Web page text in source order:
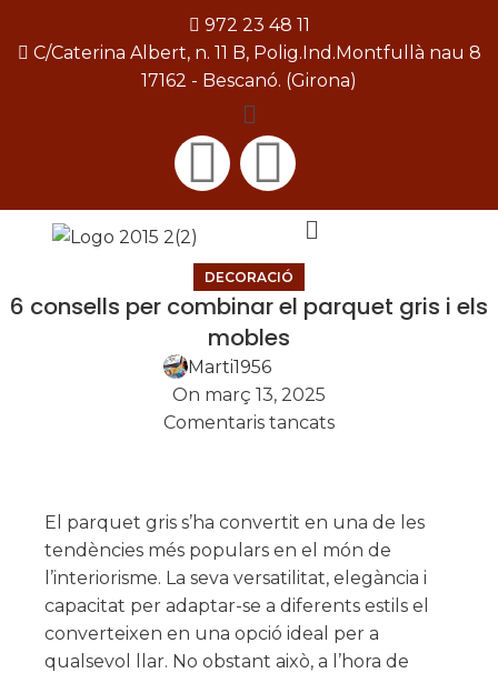
972 23 48 11
C/Caterina Albert, n. 11 B, Polig.Ind.Montfullà nau 8
17162 - Bescanó. (Girona)
DECORACIÓ
6 consells per combinar el parquet gris i els
mobles
Marti1956
On març 13, 2025
Comentaris tancats
El parquet gris s’ha convertit en una de les
tendències més populars en el món de
l’interiorisme. La seva versatilitat, elegància i
capacitat per adaptar-se a diferents estils el
converteixen en una opció ideal per a
qualsevol llar. No obstant això, a l’hora de